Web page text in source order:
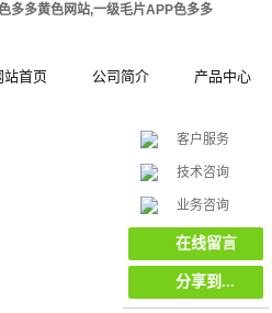
多多黄色网站,一级毛片APP色多多
站首页 公司简介
合作伙伴
产品中心
挡
木塑拼装式围
集装箱集成房
工地工程施工
客户服务
技术咨询
业务咨询
在线留言
分享到...